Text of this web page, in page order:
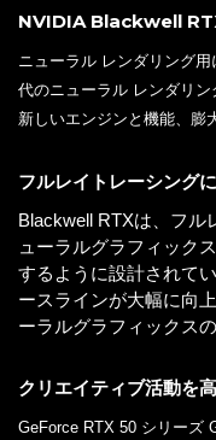
NVIDIA Blackwell
ニューラル レンダリング
代のニューラル レンダリ
新しいエンジンと機能、膨
フルレイトレーシングに
Blackwell RTXは、フル
ューラルグラフィック
するように設計されて
ースラインが大幅に向
ーラルグラフィックス
クリエイティブ活動を
GeForce RTX 50 シリーズ